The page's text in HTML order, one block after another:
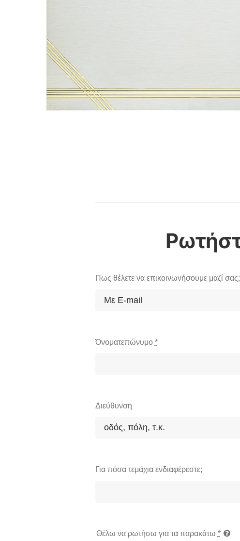
Πως θέλετε να επικοινωνήσουμε μαζί σας;
Όνοματεπώνυμο *
Διεύθυνση
Για πόσα τεμάχια ενδιαφέρεστε;
Θέλω να ρωτήσω για τα παρακάτω *